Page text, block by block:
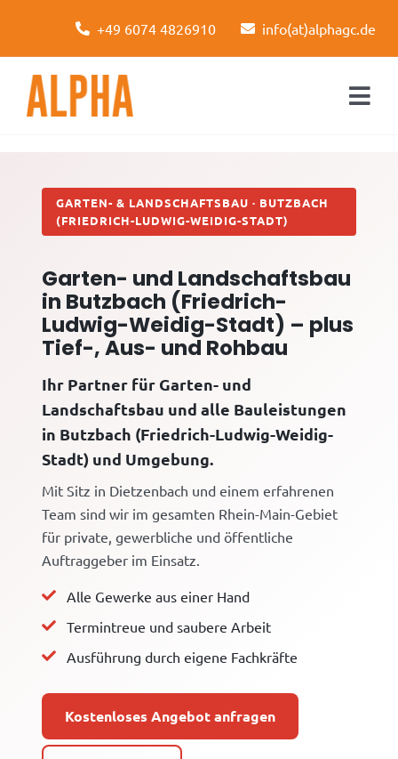
content
+49 6074 4826910 info(at)alphagc.de
Leistungen
Über uns
Kontakt
GARTEN- & LANDSCHAFTSBAU · BUTZBACH
(FRIEDRICH-LUDWIG-WEIDIG-STADT)
Garten- und Landschaftsbau
in Butzbach (Friedrich-
Ludwig-Weidig-Stadt) – plus
Tief-, Aus- und Rohbau
Ihr Partner für Garten- und
Landschaftsbau und alle Bauleistungen
in Butzbach (Friedrich-Ludwig-Weidig-
Stadt) und Umgebung.
Mit Sitz in Dietzenbach und einem erfahrenen
Team sind wir im gesamten Rhein-Main-Gebiet
für private, gewerbliche und öffentliche
Auftraggeber im Einsatz.
Alle Gewerke aus einer Hand
Termintreue und saubere Arbeit
Ausführung durch eigene Fachkräfte
Kostenloses Angebot anfragen